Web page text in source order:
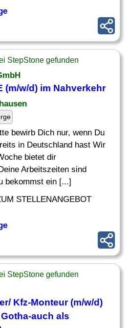
StepStone gefunden
(m/w/d) im Nahverkehr
bewirb Dich nur, wenn Du
in Deutschland hast Wir
bietet dir
Arbeitszeiten sind
bekommst ein [...]
STELLENANGEBOT
StepStone gefunden
Kfz-Monteur (m/w/d)
auch als